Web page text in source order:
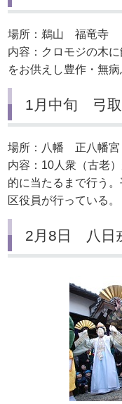
場所：鵜山 福竜寺
内容：クロモジの木
をお供えし豊作・無病
1月中旬 弓取
場所：八幡 正八幡宮
内容：10人衆（古老
的に当たるまで行う
区役員が行っている。
2月8日 八日